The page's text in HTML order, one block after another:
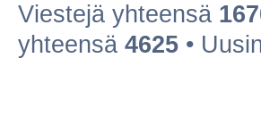
Viestejä yhteensä
yhteensä 4625 •